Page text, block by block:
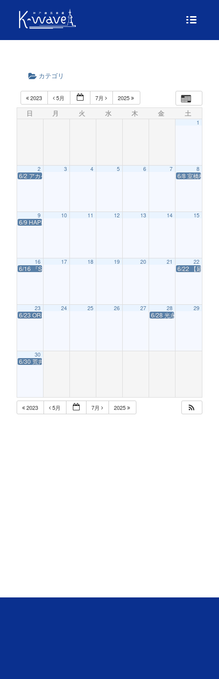
カテゴリ
2023 5月 7月 2025
日 月 火 水 木 金 土
1
2
6/2 アカペラユニット8692 NestのおもちゃBOX vol.51
3 4 5 6 7 8
6/8 室橋枇女加
9
6/9 HAPPY RABBIT FESTIVAL 2024 @K-wave
10 11 12 13 14 15
16
6/16 『SHINE』LIVE TOUR
17 18 19 20 21 22
6/22 【延期】
23
6/23 ORITO SOUL REVIEW 2024 神戶 Now and Forever
24 25 26 27 28
6/28 光永泰一朗×東山光
29
30
6/30 荒井桃子ニューアルバム「LINO」リリース記念ライブ
2023 5月 7月 2025